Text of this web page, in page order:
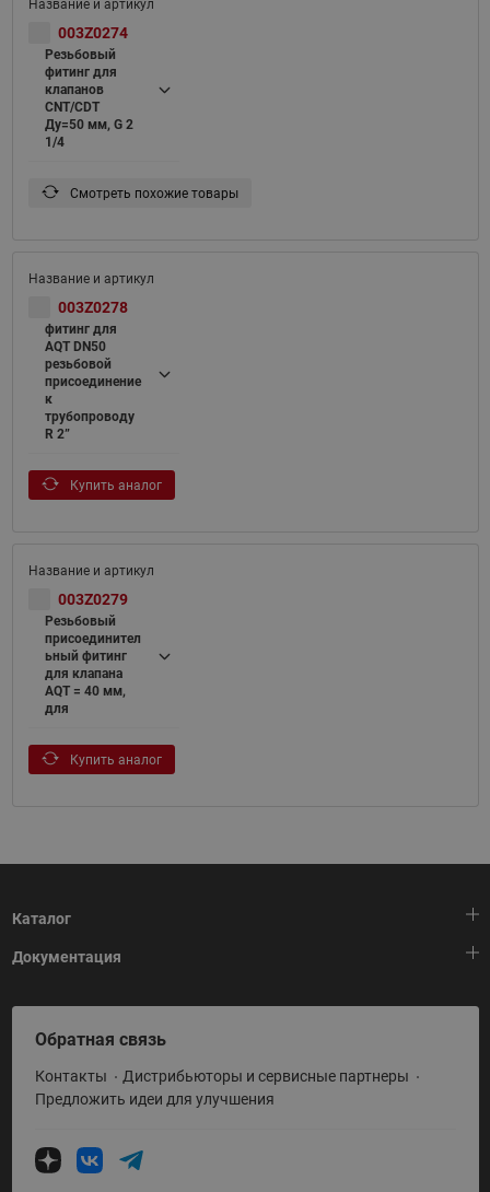
003Z0274
Резьбовый
фитинг для
клапанов
CNT/CDT
Ду=50 мм, G 2
1/4
Смотреть похожие товары
003Z0278
фитинг для
AQT DN50
резьбовой
присоединение
к
трубопроводу
R 2”
Купить аналог
003Z0279
Резьбовый
присоединител
ьный фитинг
для клапана
AQT = 40 мм,
для
Купить аналог
Каталог
Тепловая автоматика
Холодильная техника
Приводная техника
Промышленная автоматика
Теплообменное оборудование
Документация
HeatPlatform (Тепловая платформа)
Полезные программы и инструменты
Условия поставки
Обратная связь
Контакты
Дистрибьюторы и сервисные партнеры
Предложить идеи для улучшения